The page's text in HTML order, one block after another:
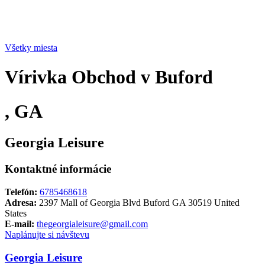
Všetky miesta
Vírivka Obchod v Buford
, GA
Georgia Leisure
Kontaktné informácie
Telefón: 6785468618
Adresa: 2397 Mall of Georgia Blvd Buford GA 30519 United
States
E-mail: thegeorgialeisure@gmail.com
Naplánujte si návštevu
Georgia Leisure